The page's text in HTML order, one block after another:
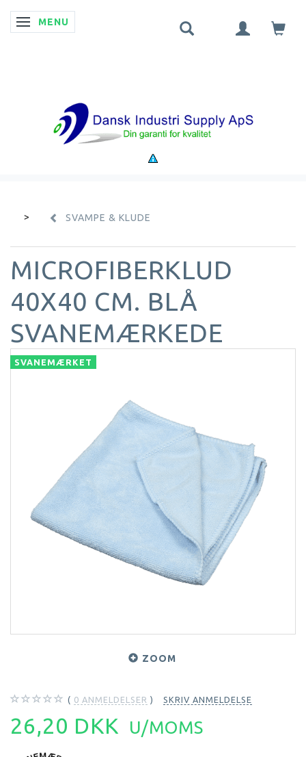
SKIFTE NAVIGATION
MENU
SVAMPE & KLUDE
MICROFIBERKLUD
40X40 CM. BLÅ
SVANEMÆRKEDE
SVANEMÆRKET
ZOOM
0 ANMELDELSER SKRIV ANMELDELSE
26,20 DKK U/MOMS